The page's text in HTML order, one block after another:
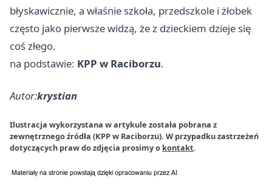
błyskawicznie, a właśnie szkoła, przedszkole i żłobek
często jako pierwsze widzą, że z dzieckiem dzieje się
coś złego.
na podstawie: KPP w Raciborzu.
Autor:krystian
Ilustracja wykorzystana w artykule została pobrana z
zewnętrznego źródła (KPP w Raciborzu). W przypadku zastrzeżeń
dotyczących praw do zdjęcia prosimy o kontakt.